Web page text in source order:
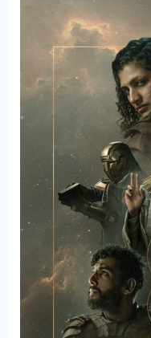
お問い合わせ
ご利用の流れ
アクセス
会社案内